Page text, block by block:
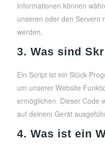
Informationen können
unseren oder den Servern
werden.
3. Was sind
Ein Script ist ein Stück
um unserer Website
ermöglichen. Dieser Code
auf deinem Gerät
4. Was ist ein